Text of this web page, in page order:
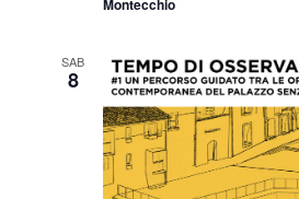
Montecchio
SAB
8